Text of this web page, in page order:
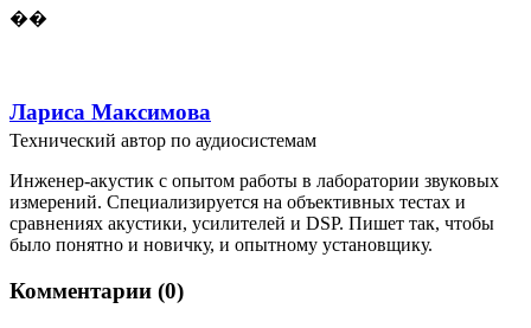
��
Лариса Максимова
Технический автор по аудиосистемам
Инженер-акустик с опытом работы в лаборатории звуковых
измерений. Специализируется на объективных тестах и
сравнениях акустики, усилителей и DSP. Пишет так, чтобы
было понятно и новичку, и опытному установщику.
Комментарии (0)